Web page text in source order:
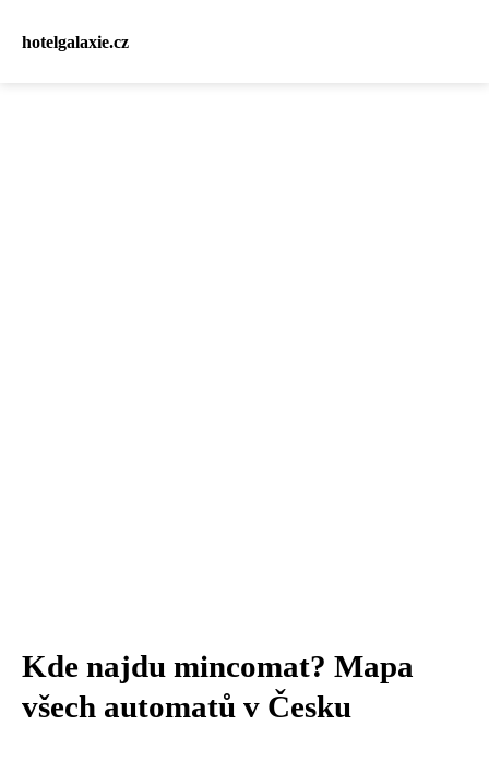
hotelgalaxie.cz
Kde najdu mincomat? Mapa
všech automatů v Česku